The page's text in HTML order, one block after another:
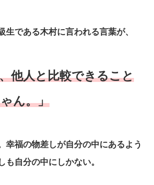
生である木村に言われる言葉が、
他人と比較できること
ん。」
幸福の物差しが自分の中にあるよう
も自分の中にしかない。